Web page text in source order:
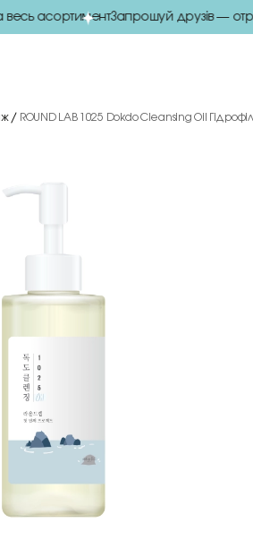
асортиментЗапрошуй друзів —
ROUND LAB 1025 Dokdo Cleansing Oil